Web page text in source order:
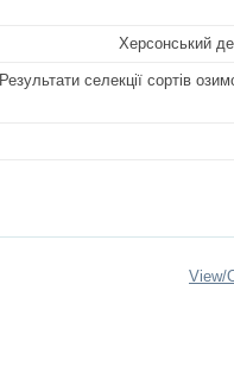
Херсонський
Результати селекції сортів
View/